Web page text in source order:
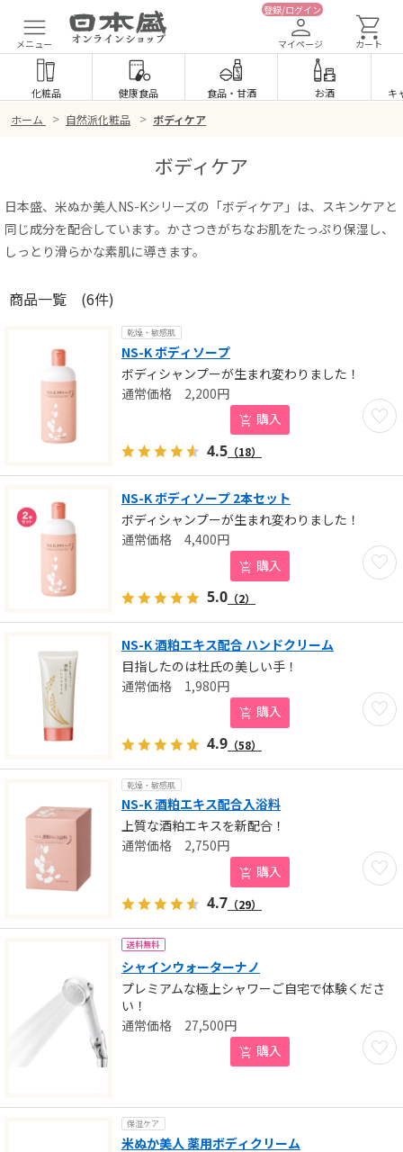
メニュー
登録/ログイン
マイページ カート
化粧品 健康食品 食品・ 甘酒 お酒 キ
ホーム > 自然派化粧品 > ボディケア
ボディケア
日本盛、米ぬか美人NS-Kシリーズの「ボディケア」は、スキンケアと
同じ成分を配合しています。かさつきがちなお肌をたっぷり保湿し、
しっとり滑らかな素肌に導きます。
商品一覧 (6件)
乾燥・敏感肌
NS-K ボディソープ
ボディシャンプーが生まれ変わりました！
お気
2,200円
購入
4.5 （18）
NS-K ボディソープ 2本セット
ボディシャンプーが生まれ変わりました！
お気
4,400円
購入
5.0 （2）
NS-K 酒粕エキス配合 ハンドクリーム
目指したのは杜氏の美しい手！
お気
1,980円
購入
4.9 （58）
乾燥・敏感肌
NS-K 酒粕エキス配合入浴料
上質な酒粕エキスを新配合！
お気
2,750円
購入
4.7 （29）
送料無料
シャインウォーターナノ
プレミアムな極上シャワーご自宅で体験くださ
い！
お気
27,500円
購入
保湿ケア
米ぬか美人 薬用ボディクリーム